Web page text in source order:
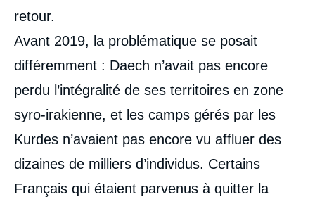
retour.
Avant 2019, la problématique se posait
différemment : Daech n’avait pas encore
perdu l’intégralité de ses territoires en zone
syro‑irakienne, et les camps gérés par les
Kurdes n’avaient pas encore vu affluer des
dizaines de milliers d’individus. Certains
Français qui étaient parvenus à quitter la